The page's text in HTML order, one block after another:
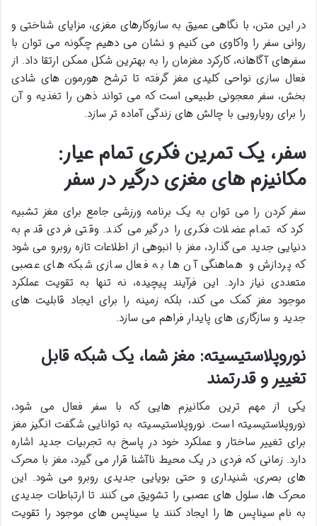
در این متن، با نگاهی عمیق به سازوکارهای مغزی، مزایای شناختی و
روانی سفر را واکاوی می کنیم و نشان می دهیم چگونه می توان با
سفرهای آگاهانه، کارکرد مغزمان را به بهترین شکل ممکن ارتقا داد. از
فعال سازی نواحی کلیدی مغز گرفته تا ترشح هورمون های شادی
بخش، سفر معجونی طبیعی است که می تواند ذهن را تغذیه و آن
را برای رویارویی با چالش های زندگی آماده تر سازد.
سفر، یک تمرین فکری تمام عیار:
مکانیزم های مغزی درگیر در سفر
سفر کردن را می توان به یک برنامه ورزشی جامع برای مغز تشبیه
کرد که تمام عضلات فکری را درگیر می کند. وقتی فردی قدم به
دنیایی جدید می گذارد، مغز با انبوهی از اطلاعات تازه روبرو می شود
که پردازش و هماهنگی آن ها به فعال سازی شبکه های عصبی
متعددی نیاز دارد. این فرآیند پیچیده، نه تنها به تقویت عملکرد
موجود مغز کمک می کند، بلکه زمینه را برای ایجاد قابلیت های
جدید و سازگاری های پایدار فراهم می سازد.
نوروپلاستیسیته: مغز شما، یک شبکه قابل
تغییر و قدرتمند
یکی از مهم ترین مکانیزم هایی که با سفر فعال می شود،
نوروپلاستیسیته است. نوروپلاستیسیته به توانایی شگفت انگیز مغز
برای تغییر ساختار و عملکرد خود در پاسخ به تجربیات جدید اشاره
دارد. زمانی که فردی در یک محیط ناآشنا قرار می گیرد، مغز با محرک
های بصری، شنیداری و حتی بویایی جدیدی روبرو می شود. این
محرک ها، سلول های عصبی را تشویق می کنند تا ارتباطات جدیدی
به نام سیناپس ها را ایجاد کنند یا سیناپس های موجود را تقویت